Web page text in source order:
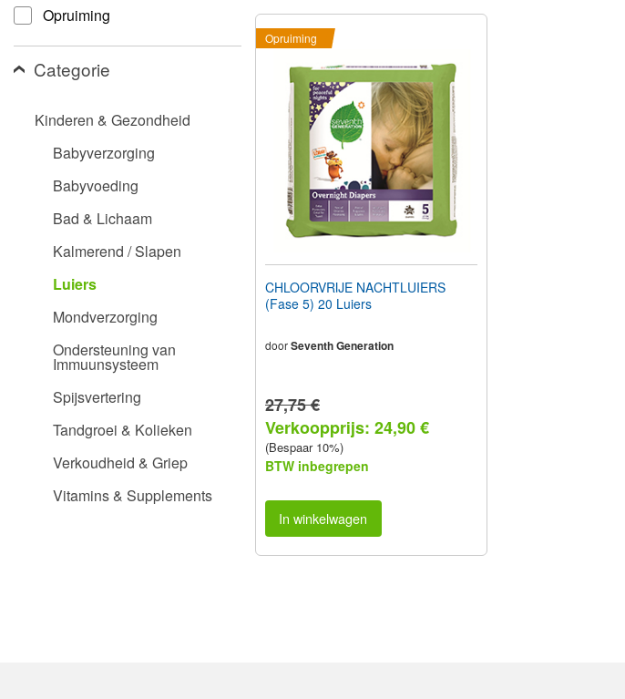
F11
de
website
passen
slechtzienden
schermlezer
gebruiken;
toegankelijkheidsmenu
Opruiming
Categorie
Kinderen & Gezondheid
Babyverzorging
Babyvoeding
Bad & Lichaam
Kalmerend / Slapen
Luiers
Mondverzorging
Ondersteuning van
Immuunsysteem
Spijsvertering
Tandgroei & Kolieken
Verkoudheid & Griep
Vitamins & Supplements
Opruiming
CHLOORVRIJE NACHTLUIERS
(Fase 5) 20 Luiers
doorSeventh Generation
27,75 €
Verkoopprijs: 24,90 €
(Bespaar 10%)
BTW inbegrepen
In winkelwagen